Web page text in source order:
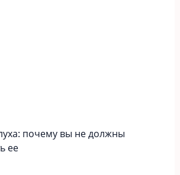
почему вы не должны
ее